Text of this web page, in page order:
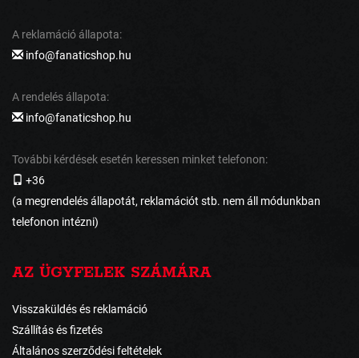
A reklamáció állapota:
info@fanaticshop.hu
A rendelés állapota:
info@fanaticshop.hu
További kérdések esetén keressen minket telefonon:
+36
(a megrendelés állapotát, reklamációt stb. nem áll módunkban
telefonon intézni)
AZ ÜGYFELEK SZÁMÁRA
Visszaküldés és reklamáció
Szállítás és fizetés
Általános szerződési feltételek